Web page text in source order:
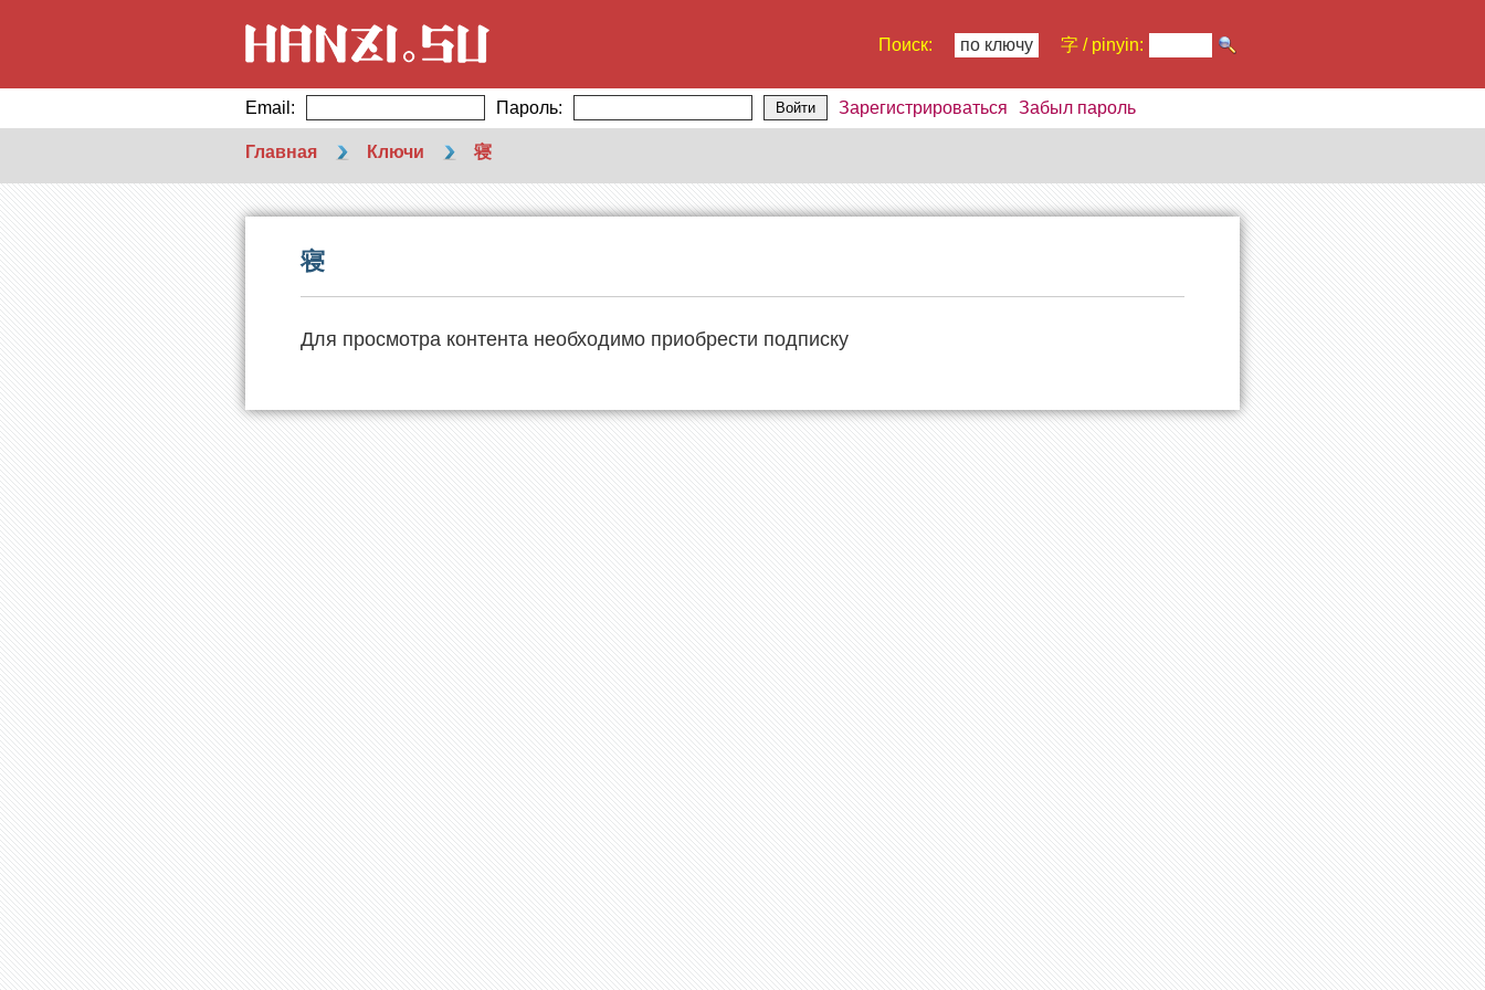
Поиск: по ключу 字 / pinyin:
Email: Пароль: Войти Зарегистрироваться Забыл пароль
Главная Ключи 寝
寝
Для просмотра контента необходимо приобрести подписку